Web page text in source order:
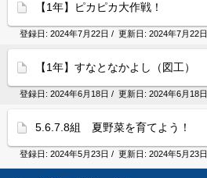
【1年】ピカピカ大作戦！
登録日: 2024年7月22日 / 更新日: 2024年7月22日
【1年】すなとなかよし（図工）
登録日: 2024年6月18日 / 更新日: 2024年6月18日
5.6.7.8組 夏野菜を育てよう！
登録日: 2024年5月23日 / 更新日: 2024年5月23日